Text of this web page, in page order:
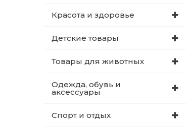
Красота и здоровье
Детские товары
Товары для животных
Одежда, обувь и
аксессуары
Спорт и отдых